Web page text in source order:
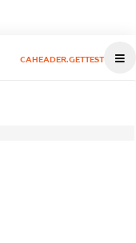
CAHEADER.GETTEST